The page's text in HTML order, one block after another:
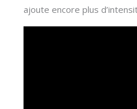
ajoute encore plus